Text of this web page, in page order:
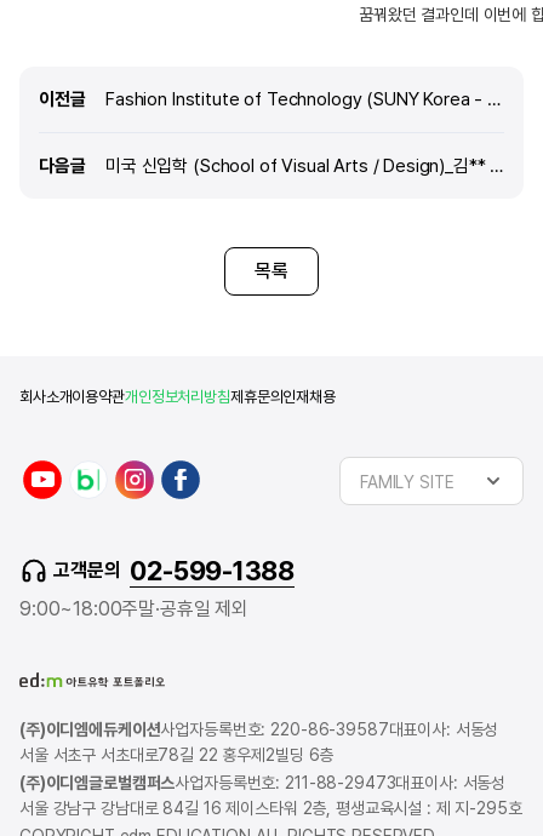
선택하게되었습니
꿈꿔왔던 결과인데 이번에
2. 포트폴리오는 언제부터,
포트폴리오는 2025년 3월
학원을 빠지지 않으려고 했
이전글 이전글
Fashion Institute of Technology (SUNY Korea - FIT)_장O준 (AAS Fashion Design) 합격!
다음글 다음글
미국 신입학 (School of Visual Arts / Design)_김** 학생
목록
회사소개이용약관개인정보처리방침제휴문의인재채용
FAMILY SITE
고객문의 02-599-1388
9:00~18:00주말·공휴일 제외
(주)이디엠에듀케이션사업자등록번호: 220-86-39587대표이사: 서동성
서울 서초구 서초대로78길 22 홍우제2빌딩 6층
(주)이디엠글로벌캠퍼스사업자등록번호: 211-88-29473대표이사: 서동성
서울 강남구 강남대로 84길 16 제이스타워 2층, 평생교육시설 : 제 지-295호